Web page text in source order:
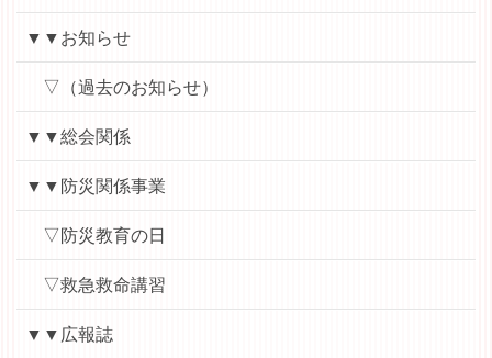
▼▼お知らせ
▽（過去のお知らせ）
▼▼総会関係
▼▼防災関係事業
▽防災教育の日
▽救急救命講習
▼▼広報誌